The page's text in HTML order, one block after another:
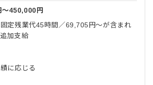
450,000円
定残業代45時間／69,705円～が含まれ
加支給
に応じる